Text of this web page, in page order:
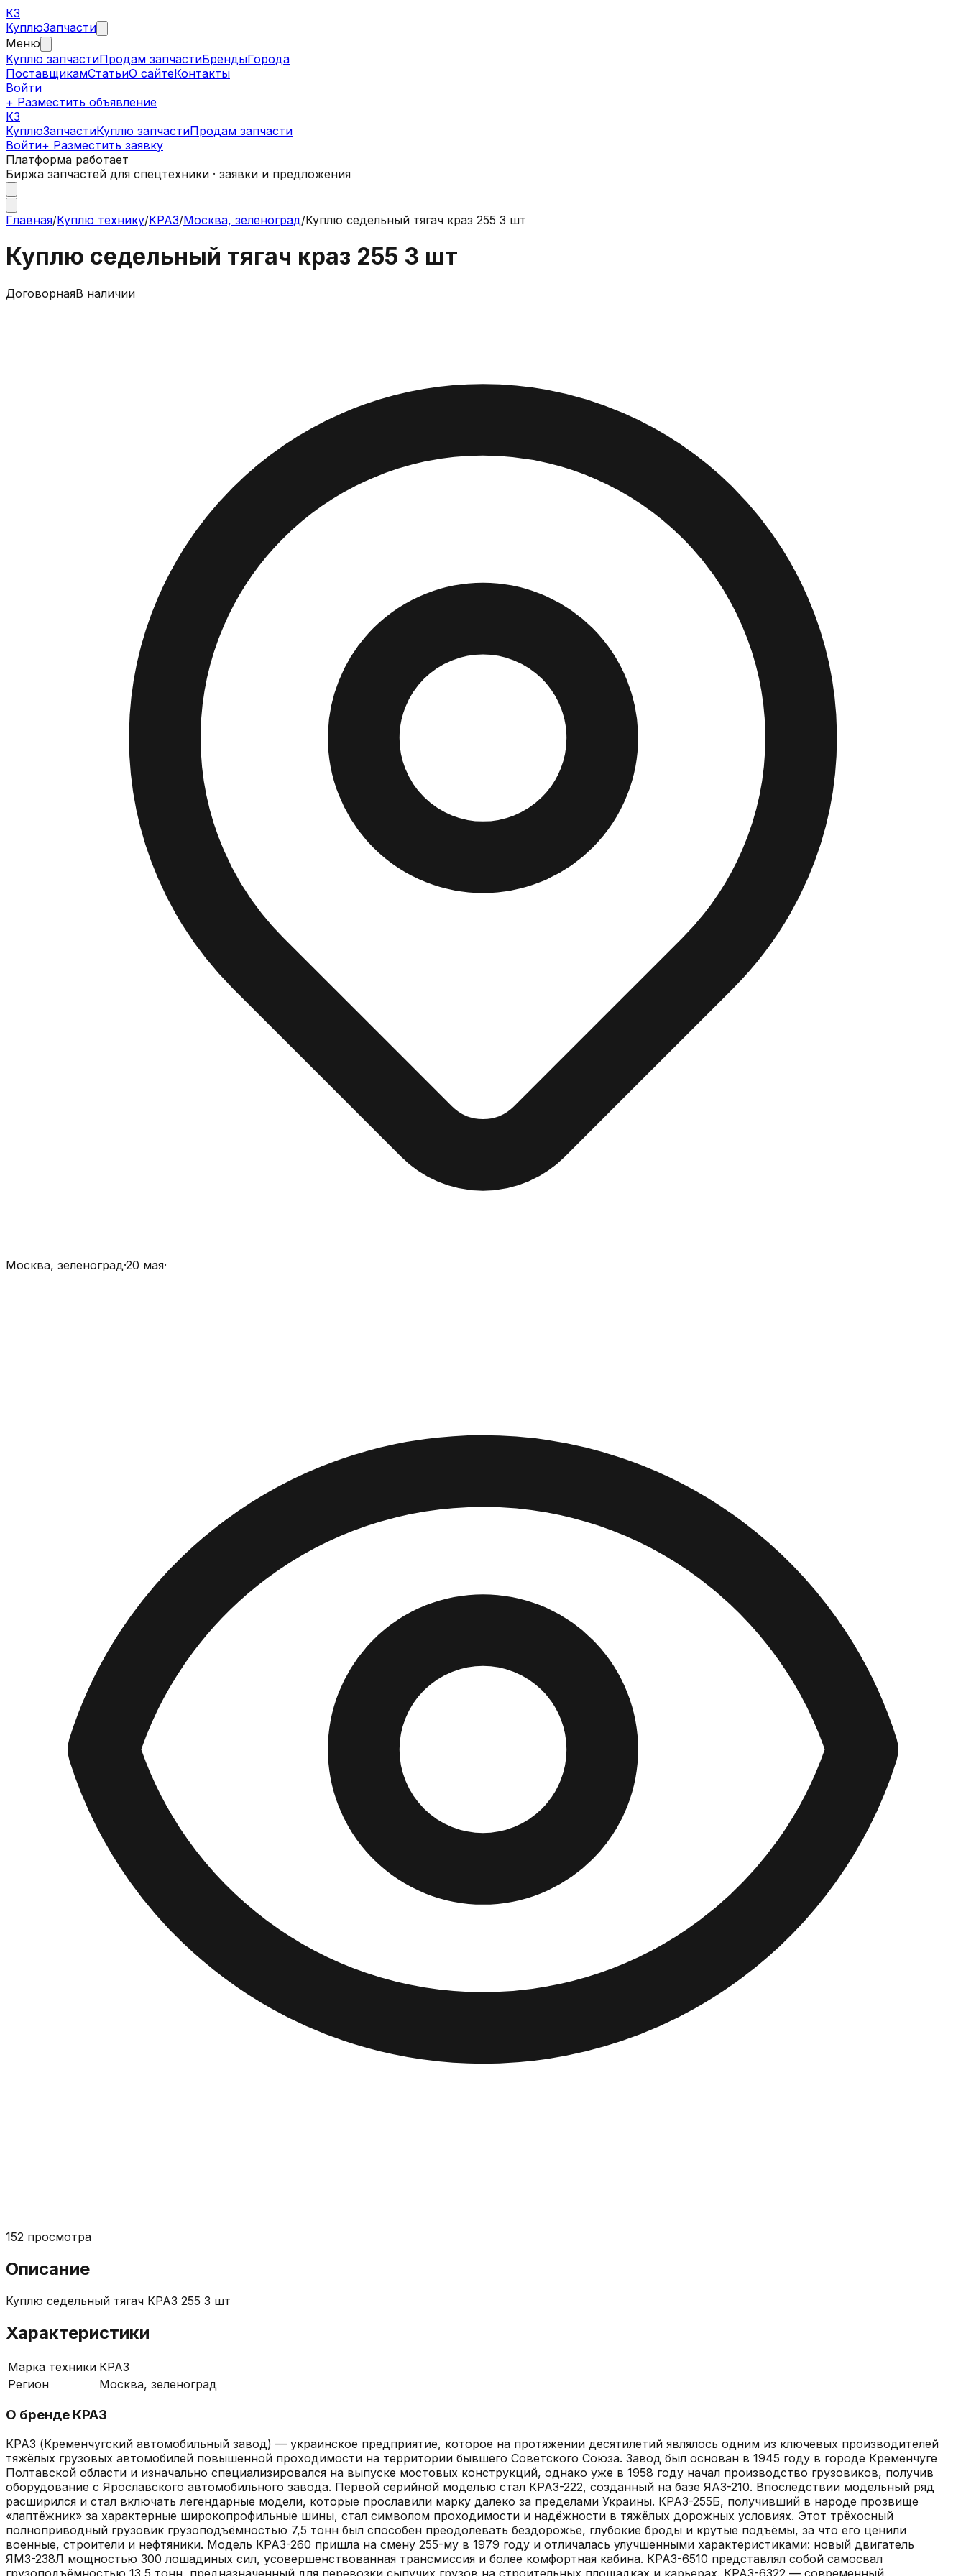
КЗ
КуплюЗапчасти
Меню
Куплю запчастиПродам запчастиБрендыГорода
ПоставщикамСтатьиО сайтеКонтакты
Войти
+ Разместить объявление
КЗ
КуплюЗапчастиКуплю запчастиПродам запчасти
Войти+ Разместить заявку
Платформа работает
Биржа запчастей для спецтехники · заявки и предложения
Главная/Куплю технику/КРАЗ/Москва, зеленоград/Куплю седельный тягач краз 255 3 шт
Куплю седельный тягач краз 255 3 шт
ДоговорнаяВ наличии
Москва, зеленоград·20 мая·
152 просмотра
Описание
Куплю седельный тягач КРАЗ 255 3 шт
Характеристики
Марка техники КРАЗ
Регион
Москва, зеленоград
О бренде КРАЗ
КРАЗ (Кременчугский автомобильный завод) — украинское предприятие, которое на протяжении десятилетий являлось одним из ключевых производителей
тяжёлых грузовых автомобилей повышенной проходимости на территории бывшего Советского Союза. Завод был основан в 1945 году в городе Кременчуге
Полтавской области и изначально специализировался на выпуске мостовых конструкций, однако уже в 1958 году начал производство грузовиков, получив
оборудование с Ярославского автомобильного завода. Первой серийной моделью стал КРАЗ-222, созданный на базе ЯАЗ-210. Впоследствии модельный ряд
расширился и стал включать легендарные модели, которые прославили марку далеко за пределами Украины. КРАЗ-255Б, получивший в народе прозвище
«лаптёжник» за характерные широкопрофильные шины, стал символом проходимости и надёжности в тяжёлых дорожных условиях. Этот трёхосный
полноприводный грузовик грузоподъёмностью 7,5 тонн был способен преодолевать бездорожье, глубокие броды и крутые подъёмы, за что его ценили
военные, строители и нефтяники. Модель КРАЗ-260 пришла на смену 255-му в 1979 году и отличалась улучшенными характеристиками: новый двигатель
ЯМЗ-238Л мощностью 300 лошадиных сил, усовершенствованная трансмиссия и более комфортная кабина. КРАЗ-6510 представлял собой самосвал
грузоподъёмностью 13,5 тонн, предназначенный для перевозки сыпучих грузов на строительных площадках и карьерах. КРАЗ-6322 — современный